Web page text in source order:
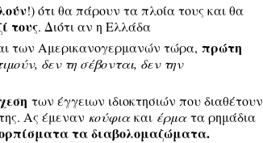
!) ότι θα πάρουν τα πλοία τους και θα
τους. Διότι αν η Ελλάδα
των Αμερικανογερμανών τώρα, πρώτη
δεν τη σέβονται, δεν την
των έγγειων ιδιοκτησιών που διαθέτουν
Ας έμεναν κούφιακαι έρματα ρημάδια
τα διαβολομαζώματα.